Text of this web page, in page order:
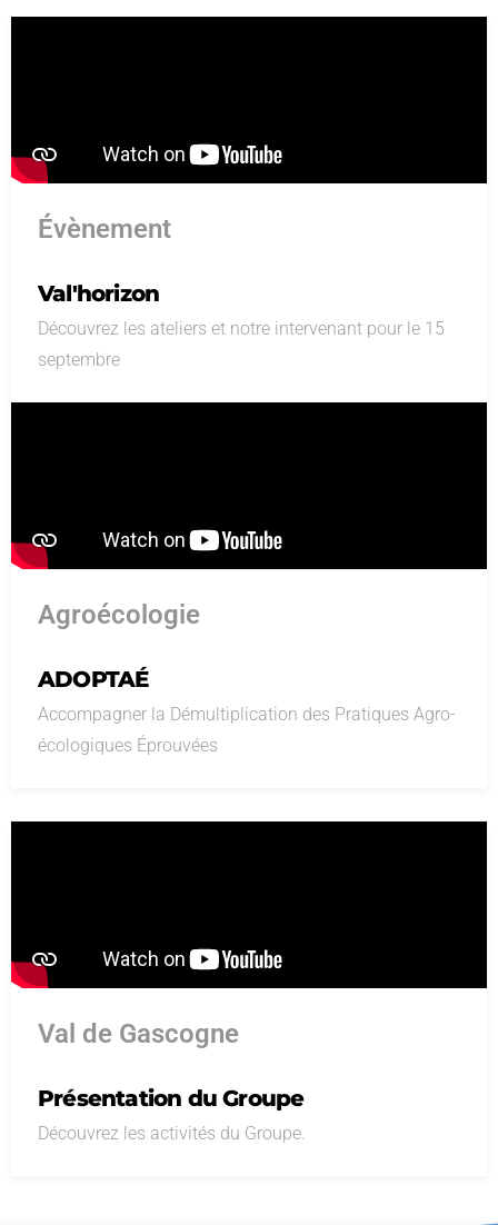
Évènement
Val'horizon
Découvrez les ateliers et notre intervenant pour le 15
septembre
Agroécologie
ADOPTAÉ
Accompagner la Démultiplication des Pratiques Agro-
écologiques Éprouvées
Val de Gascogne
Présentation du Groupe
Découvrez les activités du Groupe.